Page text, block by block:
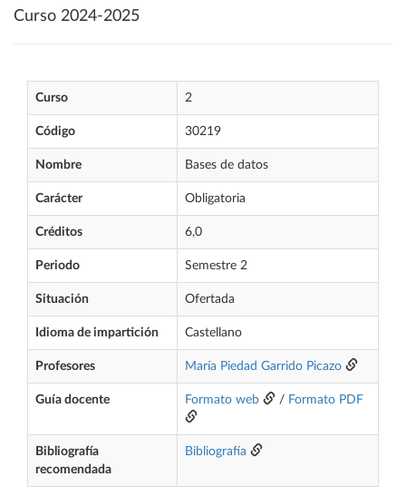
Curso 2024-2025
Curso 2
Código 30219
Nombre Bases de datos
Carácter Obligatoria
Créditos 6,0
Periodo Semestre 2
Situación Ofertada
Idioma de impartición Castellano
Profesores María Piedad Garrido Picazo
Guía docente Formato web / Formato PDF
Bibliografía
recomendada
Bibliografía